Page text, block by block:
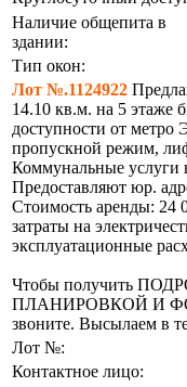
Наличие общепита в
здании:
Тип окон:
Лот №.1124922
14.10 кв.м. на 5 этаже
доступности от метро
пропускной режим,
Коммунальные услуги
Предоставляют юр.
Стоимость аренды: 24
затраты на
эксплуатационные
Чтобы получить
ПЛАНИРОВКОЙ И
звоните. Высылаем в
Лот №:
Контактное лицо: